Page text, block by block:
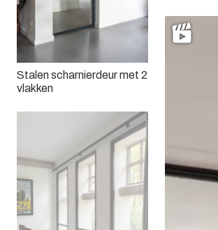
Stalen scharnierdeur met 2
vlakken